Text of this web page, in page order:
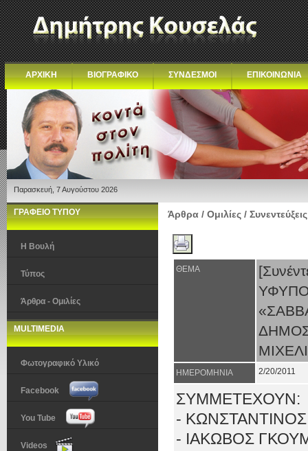
ΑΡΧΙΚΗ ΒΙΟΓΡΑΦΙΚΟ ΣΥΝΔΕΣΜΟΙ ΕΠΙΚΟΙΝΩΝΙΑ
Παρασκευή, 7 Αυγούστου 2026
ΓΡΑΦΕΙΟ ΤΥΠΟΥ
Η Βουλή
Τύπος
Άρθρα - Ομιλίες
MULTIMEDIA
Φωτογραφικό Υλικό
Facebook
You Tube
Videos
Άρθρα / Ομιλίες / Συνεντεύξεις
ΘΕΜΑ
ΗΜΕΡΟΜΗΝΙΑ 2/20/2011
ΣΥΜΜΕΤΕΧΟΥΝ:
-
- ΙΑΚΩΒΟΣ